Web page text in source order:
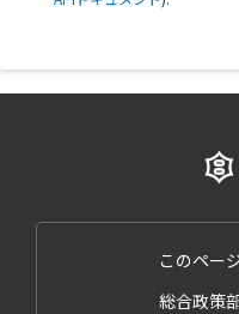
このペー
総合政策